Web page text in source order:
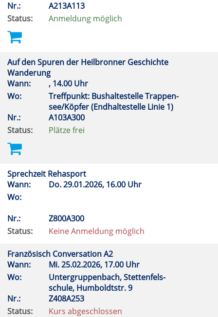
Nr.:
A213A113
Status:
Anmeldung möglich
Auf den Spuren der Heilbronner Geschichte
Wanderung
Wann:
, 14.00 Uhr
Wo:
Treffpunkt: Bushaltestelle Trappen-
see/Köpfer (Endhaltestelle Linie 1)
Nr.:
A103A300
Status:
Plätze frei
Sprechzeit Rehasport
Wann:
Do.29.01.2026, 16.00 Uhr
Wo:
Nr.:
Z800A300
Status:
Keine Anmeldung möglich
Französisch Conversation A2
Wann:
Mi.25.02.2026, 17.00 Uhr
Wo:
Untergruppenbach, Stettenfels-
schule, Humboldtstr. 9
Nr.:
Z408A253
Status:
Kurs abgeschlossen